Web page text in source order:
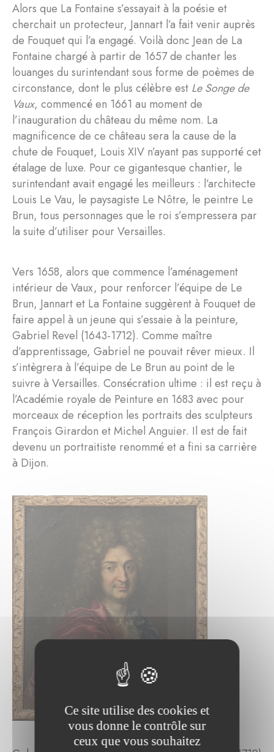
Alors que La Fontaine s’essayait à la poésie et
cherchait un protecteur, Jannart l’a fait venir auprès
de Fouquet qui l’a engagé. Voilà donc Jean de La
Fontaine chargé à partir de 1657 de chanter les
louanges du surintendant sous forme de poèmes de
circonstance, dont le plus célèbre est Le Songe de
Vaux, commencé en 1661 au moment de
l’inauguration du château du même nom. La
magnificence de ce château sera la cause de la
chute de Fouquet, Louis XIV n’ayant pas supporté cet
étalage de luxe. Pour ce gigantesque chantier, le
surintendant avait engagé les meilleurs : l’architecte
Louis Le Vau, le paysagiste Le Nôtre, le peintre Le
Brun, tous personnages que le roi s’empressera par
la suite d’utiliser pour Versailles.
Vers 1658, alors que commence l’aménagement
intérieur de Vaux, pour renforcer l’équipe de Le
Brun, Jannart et La Fontaine suggèrent à Fouquet de
faire appel à un jeune qui s’essaie à la peinture,
Gabriel Revel (1643-1712). Comme maître
d’apprentissage, Gabriel ne pouvait rêver mieux. Il
s’intègrera à l’équipe de Le Brun au point de le
suivre à Versailles. Consécration ultime : il est reçu à
l’Académie royale de Peinture en 1683 avec pour
morceaux de réception les portraits des sculpteurs
François Girardon et Michel Anguier. Il est de fait
devenu un portraitiste renommé et a fini sa carrière
à Dijon.
Ce site utilise des cookies et
vous donne le contrôle sur
ceux que vous souhaitez